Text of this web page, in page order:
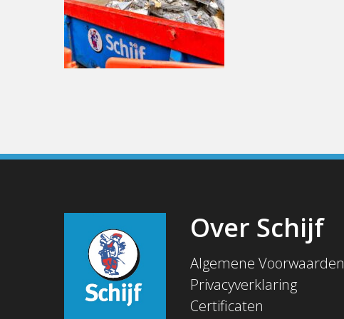
Over Schijf
Algemene Voorwaarden
Privacyverklaring
Certificaten